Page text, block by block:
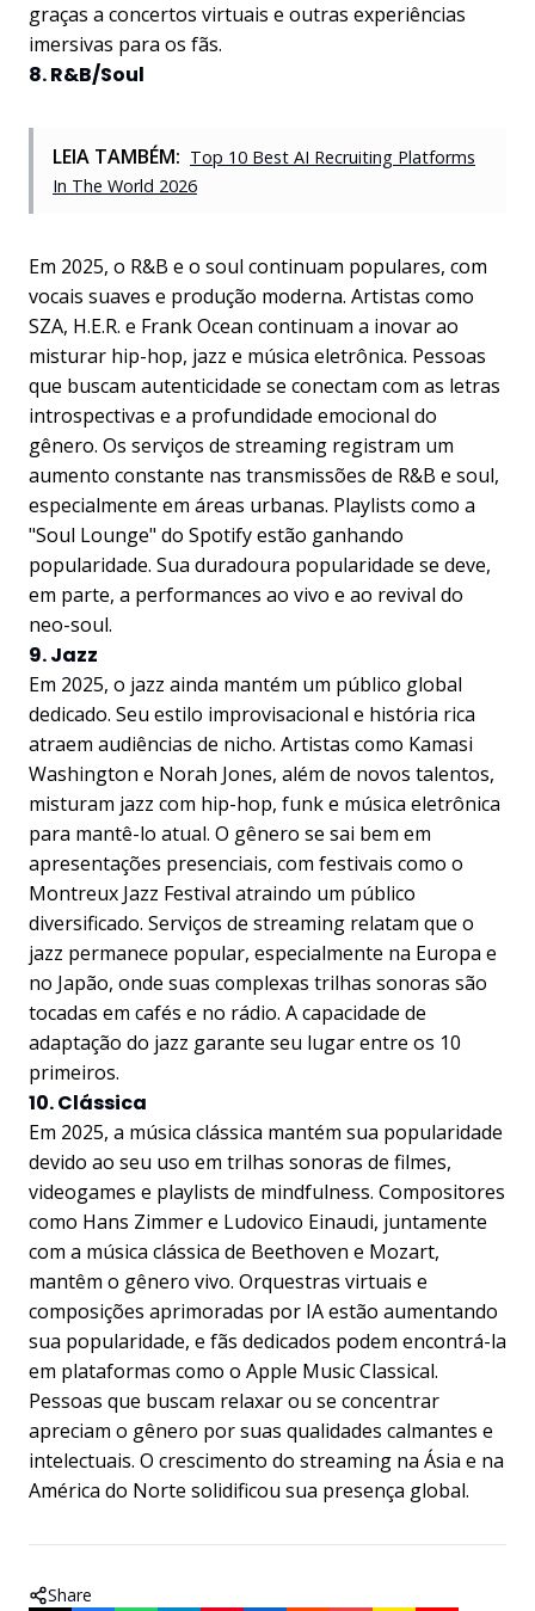
graças a concertos virtuais e outras experiências
imersivas para os fãs.
8. R&B/Soul
LEIA TAMBÉM: Top 10 Best AI Recruiting Platforms
In The World 2026
Em 2025, o R&B e o soul continuam populares, com
vocais suaves e produção moderna. Artistas como
SZA, H.E.R. e Frank Ocean continuam a inovar ao
misturar hip-hop, jazz e música eletrônica. Pessoas
que buscam autenticidade se conectam com as letras
introspectivas e a profundidade emocional do
gênero. Os serviços de streaming registram um
aumento constante nas transmissões de R&B e soul,
especialmente em áreas urbanas. Playlists como a
"Soul Lounge" do Spotify estão ganhando
popularidade. Sua duradoura popularidade se deve,
em parte, a performances ao vivo e ao revival do
neo-soul.
9. Jazz
Em 2025, o jazz ainda mantém um público global
dedicado. Seu estilo improvisacional e história rica
atraem audiências de nicho. Artistas como Kamasi
Washington e Norah Jones, além de novos talentos,
misturam jazz com hip-hop, funk e música eletrônica
para mantê-lo atual. O gênero se sai bem em
apresentações presenciais, com festivais como o
Montreux Jazz Festival atraindo um público
diversificado. Serviços de streaming relatam que o
jazz permanece popular, especialmente na Europa e
no Japão, onde suas complexas trilhas sonoras são
tocadas em cafés e no rádio. A capacidade de
adaptação do jazz garante seu lugar entre os 10
primeiros.
10. Clássica
Em 2025, a música clássica mantém sua popularidade
devido ao seu uso em trilhas sonoras de filmes,
videogames e playlists de mindfulness. Compositores
como Hans Zimmer e Ludovico Einaudi, juntamente
com a música clássica de Beethoven e Mozart,
mantêm o gênero vivo. Orquestras virtuais e
composições aprimoradas por IA estão aumentando
sua popularidade, e fãs dedicados podem encontrá-la
em plataformas como o Apple Music Classical.
Pessoas que buscam relaxar ou se concentrar
apreciam o gênero por suas qualidades calmantes e
intelectuais. O crescimento do streaming na Ásia e na
América do Norte solidificou sua presença global.
Share